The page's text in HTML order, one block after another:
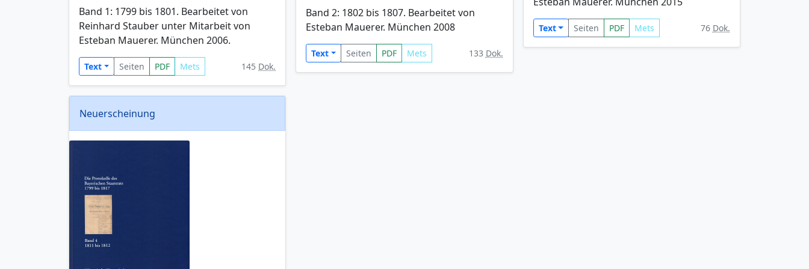
Band 1: 1799 bis 1801. Bearbeitet von
Reinhard Stauber unter Mitarbeit von
Esteban Mauerer. München 2006.
Text Seiten PDF Mets 145 Dok.
Band 2: 1802 bis 1807. Bearbeitet von
Esteban Mauerer. München 2008
Text Seiten PDF Mets 133 Dok.
Text Seiten PDF Mets 76 Dok.
Neuerscheinung